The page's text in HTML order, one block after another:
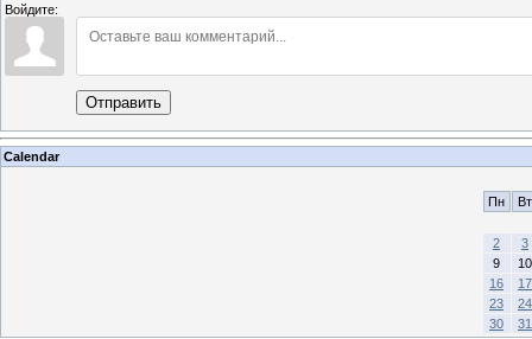
Войдите:
Отправить
Calendar
Пн Вт
2
3
9
10
16
17
23
24
30
31